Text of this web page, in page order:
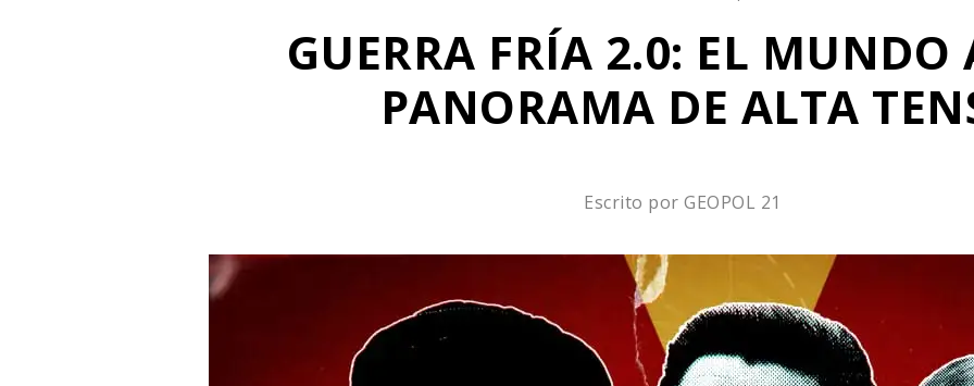
GUERRA FRÍA 2.0: EL MUNDO
PANORAMA DE ALTA
Escrito por GEOPOL 21